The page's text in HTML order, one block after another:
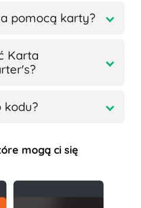
pomocą karty?
Karta
kodu?
mogą ci się